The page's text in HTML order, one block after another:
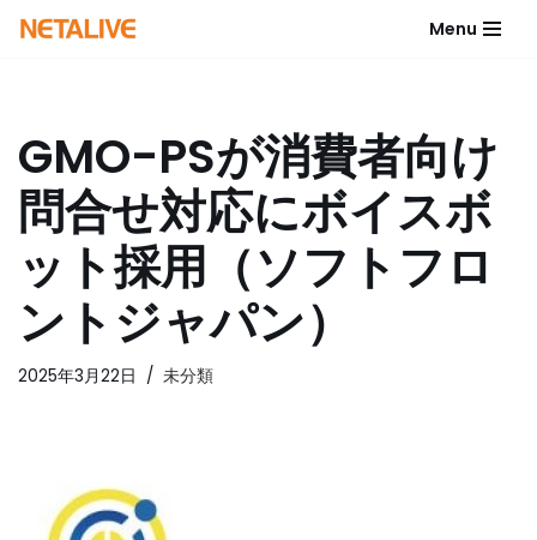
ン
ツ
へ
ス
キ
ッ
プ
Menu
GMO-PSが消費者向け
問合せ対応にボイスボ
ット採用（ソフトフロ
ントジャパン）
2025年3月22日 未分類